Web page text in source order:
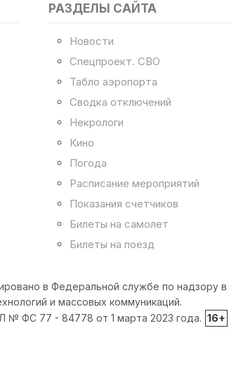
РАЗДЕЛЫ САЙТА
Новости
Спецпроект. СВО
Табло аэропорта
Сводка отключений
Некрологи
Кино
Погода
Расписание мероприятий
Показания счетчиков
Билеты на самолет
Билеты на поезд
в Федеральной службе по надзору в
и массовых коммуникаций.
№ ФС 77 - 84778 от 1 марта 2023 года. 16+